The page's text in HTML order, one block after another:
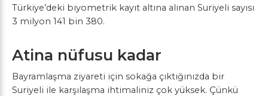
Türkiye’deki biyometrik kayıt altına alınan Suriyeli sayısı
3 milyon 141 bin 380.
Atina nüfusu kadar
Bayramlaşma ziyareti için sokağa çıktığınızda bir
Suriyeli ile karşılaşma ihtimaliniz çok yüksek. Çünkü